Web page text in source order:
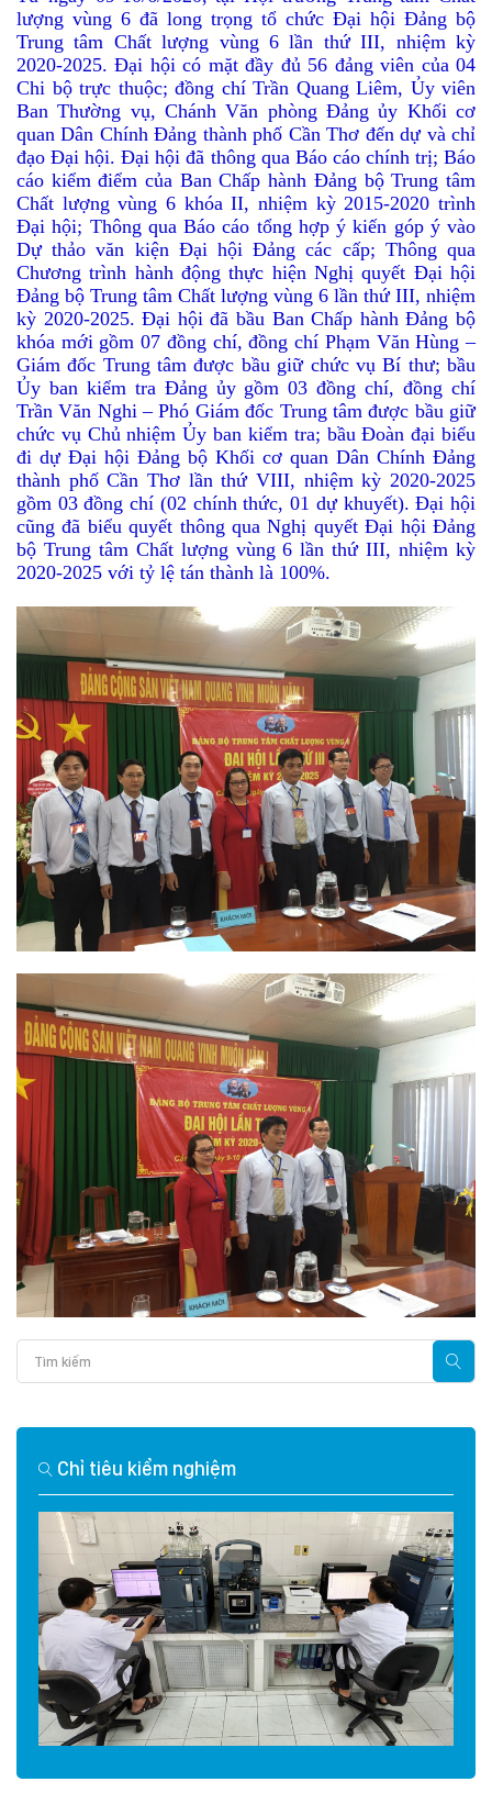
lượng vùng 6 đã long trọng tổ chức Đại hội Đảng bộ
Trung tâm Chất lượng vùng 6 lần thứ III, nhiệm kỳ
2020-2025. Đại hội có mặt đầy đủ 56 đảng viên của 04
Chi bộ trực thuộc; đồng chí Trần Quang Liêm, Ủy viên
Ban Thường vụ, Chánh Văn phòng Đảng ủy Khối cơ
quan Dân Chính Đảng thành phố Cần Thơ đến dự và chỉ
đạo Đại hội. Đại hội đã thông qua Báo cáo chính trị; Báo
cáo kiểm điểm của Ban Chấp hành Đảng bộ Trung tâm
Chất lượng vùng 6 khóa II, nhiệm kỳ 2015-2020 trình
Đại hội; Thông qua Báo cáo tổng hợp ý kiến góp ý vào
Dự thảo văn kiện Đại hội Đảng các cấp; Thông qua
Chương trình hành động thực hiện Nghị quyết Đại hội
Đảng bộ Trung tâm Chất lượng vùng 6 lần thứ III, nhiệm
kỳ 2020-2025. Đại hội đã bầu Ban Chấp hành Đảng bộ
khóa mới gồm 07 đồng chí, đồng chí Phạm Văn Hùng –
Giám đốc Trung tâm được bầu giữ chức vụ Bí thư; bầu
Ủy ban kiểm tra Đảng ủy gồm 03 đồng chí, đồng chí
Trần Văn Nghi – Phó Giám đốc Trung tâm được bầu giữ
chức vụ Chủ nhiệm Ủy ban kiểm tra; bầu Đoàn đại biểu
đi dự Đại hội Đảng bộ Khối cơ quan Dân Chính Đảng
thành phố Cần Thơ lần thứ VIII, nhiệm kỳ 2020-2025
gồm 03 đồng chí (02 chính thức, 01 dự khuyết). Đại hội
cũng đã biểu quyết thông qua Nghị quyết Đại hội Đảng
bộ Trung tâm Chất lượng vùng 6 lần thứ III, nhiệm kỳ
2020-2025 với tỷ lệ tán thành là 100%.
Chỉ tiêu kiểm nghiệm